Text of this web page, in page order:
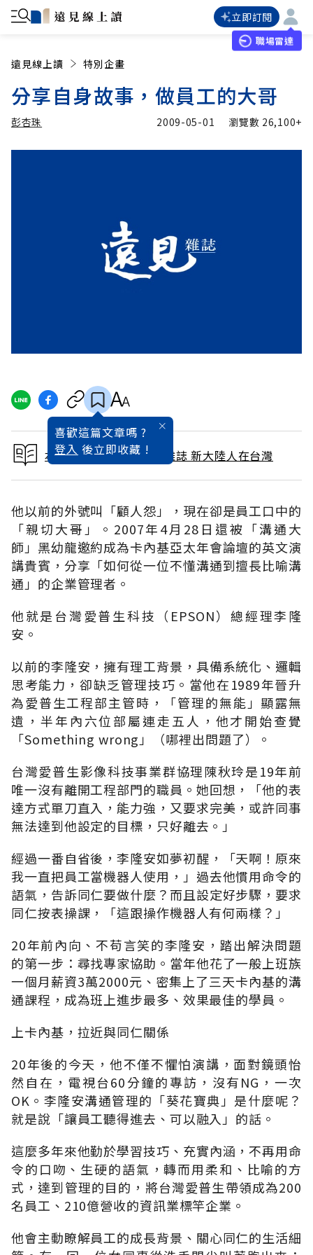
立即訂閱
職場雷達
遠見線上讀 特別企畫
分享自身故事，做員工的大哥
彭杏珠 2009-05-01 瀏覽數 26,100+
喜歡這篇文章嗎 ?
登入 後立即收藏 !
本文出自 2009 / 5月號雜誌 新大陸人在台灣
他以前的外號叫「顧人怨」，現在卻是員工口中的
「親切大哥」。2007年4月28日還被「溝通大
師」黑幼龍邀約成為卡內基亞太年會論壇的英文演
講貴賓，分享「如何從一位不懂溝通到擅長比喻溝
通」的企業管理者。
他就是台灣愛普生科技（EPSON）總經理李隆
安。
以前的李隆安，擁有理工背景，具備系統化、邏輯
思考能力，卻缺乏管理技巧。當他在1989年晉升
為愛普生工程部主管時，「管理的無能」顯露無
遺，半年內六位部屬連走五人，他才開始查覺
「Something wrong」（哪裡出問題了）。
台灣愛普生影像科技事業群協理陳秋玲是19年前
唯一沒有離開工程部門的職員。她回想，「他的表
達方式單刀直入，能力強，又要求完美，或許同事
無法達到他設定的目標，只好離去。」
經過一番自省後，李隆安如夢初醒，「天啊！原來
我一直把員工當機器人使用，」過去他慣用命令的
語氣，告訴同仁要做什麼？而且設定好步驟，要求
同仁按表操課，「這跟操作機器人有何兩樣？」
20年前內向、不苟言笑的李隆安，踏出解決問題
的第一步：尋找專家協助。當年他花了一般上班族
一個月薪資3萬2000元、密集上了三天卡內基的溝
通課程，成為班上進步最多、效果最佳的學員。
上卡內基，拉近與同仁關係
20年後的今天，他不僅不懼怕演講，面對鏡頭怡
然自在，電視台60分鐘的專訪，沒有NG，一次
OK。李隆安溝通管理的「葵花寶典」是什麼呢？
就是說「讓員工聽得進去、可以融入」的話。
這麼多年來他勤於學習技巧、充實內涵，不再用命
令的口吻、生硬的語氣，轉而用柔和、比喻的方
式，達到管理的目的，將台灣愛普生帶領成為200
名員工、210億營收的資訊業標竿企業。
他會主動瞭解員工的成長背景、關心同仁的生活細